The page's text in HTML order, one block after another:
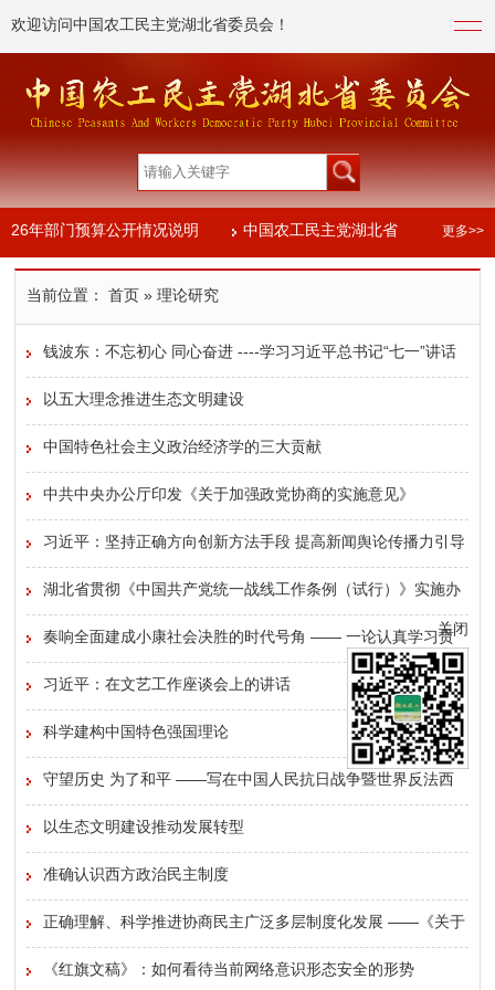
欢迎访问中国农工民主党湖北省委员会！
年部门预算公开情况说明 中国农工民主党湖北省委员会2024
年部门预算公开情况说明 中国农工民主党湖北省委员会2024
年度部门决算信息公开
更多>>
关闭
当前位置： 首页 » 理论研究
钱波东：不忘初心 同心奋进 ----学习习近平总书记“七一”讲话
体会
以五大理念推进生态文明建设
中国特色社会主义政治经济学的三大贡献
中共中央办公厅印发《关于加强政党协商的实施意见》
习近平：坚持正确方向创新方法手段 提高新闻舆论传播力引导
力
湖北省贯彻《中国共产党统一战线工作条例（试行）》实施办
法
奏响全面建成小康社会决胜的时代号角 —— 一论认真学习贯
彻党的十八届五中全会精神
习近平：在文艺工作座谈会上的讲话
科学建构中国特色强国理论
守望历史 为了和平 ——写在中国人民抗日战争暨世界反法西
斯战争胜利70周年之际
以生态文明建设推动发展转型
准确认识西方政治民主制度
正确理解、科学推进协商民主广泛多层制度化发展 ——《关于
加强社会主义协商民主建设的意见》的几点学习体会
《红旗文稿》：如何看待当前网络意识形态安全的形势